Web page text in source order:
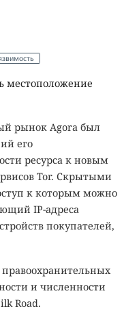
местоположение
рынок Agora был
его
ресурса к новым
Tor. Скрытыми
к которым можно
IP-адреса
покупателей,
и численности
Road.